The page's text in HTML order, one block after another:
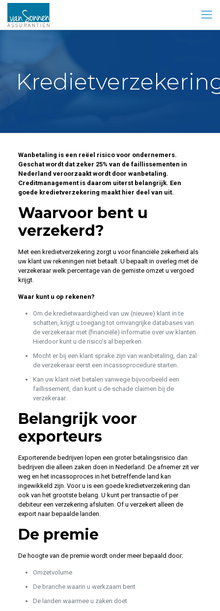
Wanbetaling is een reëel risico voor ondernemers.
Geschat wordt dat zeker 25% van de faillissementen in
Nederland veroorzaakt wordt door wanbetaling.
Creditmanagement is daarom uiterst belangrijk. Een
goede kredietverzekering maakt hier deel van uit.
Waarvoor bent u
verzekerd?
Met een kredietverzekering zorgt u voor financiële zekerheid als
uw klant uw rekeningen niet betaalt. U bepaalt in overleg met de
verzekeraar welk percentage van de gemiste omzet u vergoed
krijgt.
Waar kunt u op rekenen?
Om de kredietwaardigheid van uw (nieuwe) klant in te
schatten, krijgt u toegang tot omvangrijke databases van
de verzekeraar met (financiële) informatie over uw klanten.
Hierdoor kunt u de risico’s al beperken.
Mocht er bij een klant sprake zijn van wanbetaling, dan zal
de verzekeraar eerst een incassoprocedure starten.
Kan uw klant niet betalen vanwege bijvoorbeeld een
faillissement, dan kunt u de schade claimen bij de
verzekeraar.
Belangrijk voor
exporteurs
Exporterende bedrijven lopen een groter betalingsrisico dan
bedrijven die alleen zaken doen in Nederland. De afnemer zit ver
weg en het incassoproces in het betreffende land kan
ingewikkeld zijn. Voor u is een goede kredietverzekering dan
ook van het grootste belang. U kunt per transactie of per
debiteur een verzekering afsluiten. Of u verzekert alleen de
export naar bepaalde landen.
De premie
De hoogte van de premie wordt onder meer bepaald door:
Omzetvolume
De branche waarin u werkzaam bent
De landen waarmee u zaken doet